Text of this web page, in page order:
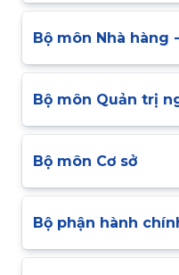
Bộ môn Nhà hàng
Bộ môn Quản trị
Bộ môn Cơ sở
Bộ phận hành